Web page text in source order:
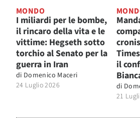
MONDO
I miliardi per le bombe,
il rincaro della vita e le
vittime: Hegseth sotto
torchio al Senato per la
guerra in Iran
di Domenico Maceri
24 Luglio 2026
il
di
21